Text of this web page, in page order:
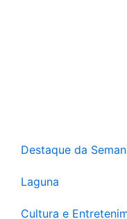
Destaque da
Laguna
Cultura e